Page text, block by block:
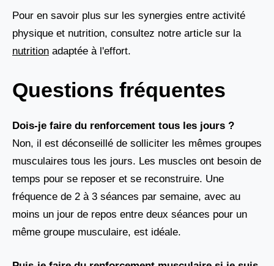
Pour en savoir plus sur les synergies entre activité
physique et nutrition, consultez notre article sur la
nutrition adaptée à l'effort.
Questions fréquentes
Dois-je faire du renforcement tous les jours ?
Non, il est déconseillé de solliciter les mêmes groupes
musculaires tous les jours. Les muscles ont besoin de
temps pour se reposer et se reconstruire. Une
fréquence de 2 à 3 séances par semaine, avec au
moins un jour de repos entre deux séances pour un
même groupe musculaire, est idéale.